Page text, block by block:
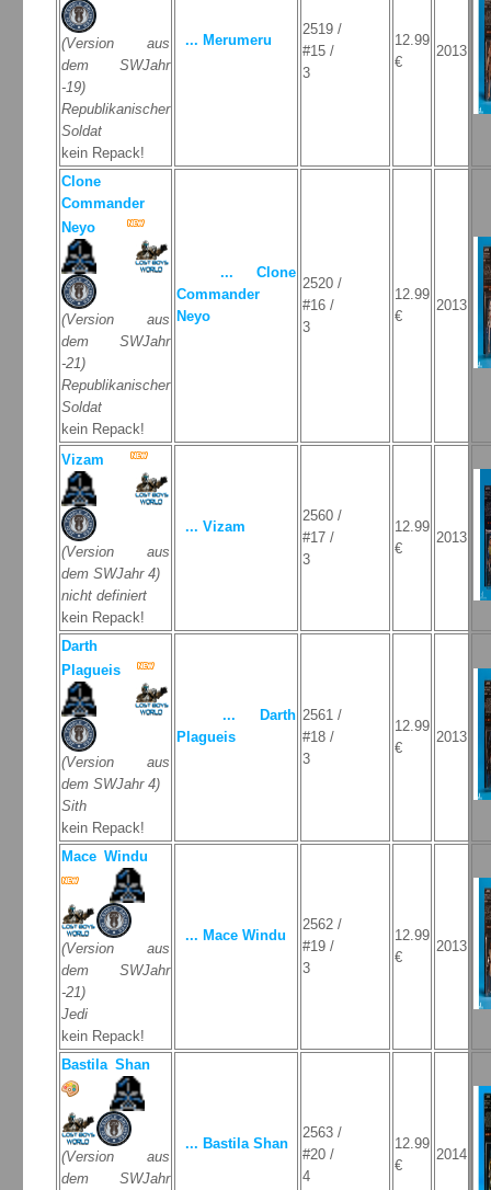
(Version aus
dem SWJahr
-19)
Republikanischer
Soldat
kein Repack!
... Merumeru
2519 /
#15 /
3
12.99
€
2013
Clone
Commander
Neyo
(Version aus
dem SWJahr
-21)
Republikanischer
Soldat
kein Repack!
... Clone
Commander
Neyo
2520 /
#16 /
3
12.99
€
2013
Vizam
(Version aus
dem SWJahr 4)
nicht definiert
kein Repack!
... Vizam
2560 /
#17 /
3
12.99
€
2013
Darth
Plagueis
(Version aus
dem SWJahr 4)
Sith
kein Repack!
... Darth
Plagueis
2561 /
#18 /
3
12.99
€
2013
Mace Windu
(Version aus
dem SWJahr
-21)
Jedi
kein Repack!
... Mace Windu
2562 /
#19 /
3
12.99
€
2013
Bastila Shan
(Version aus
dem SWJahr
... Bastila Shan
2563 /
#20 /
4
12.99
€
2014